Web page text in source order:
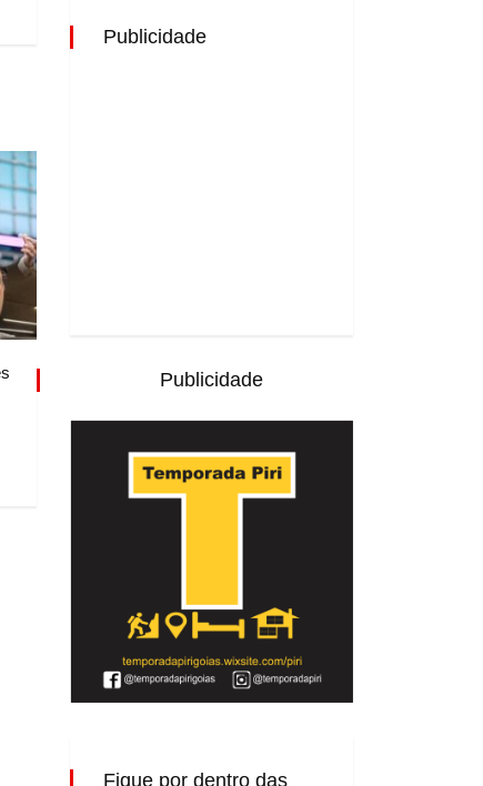
Publicidade
Publicidade
Fique por dentro das